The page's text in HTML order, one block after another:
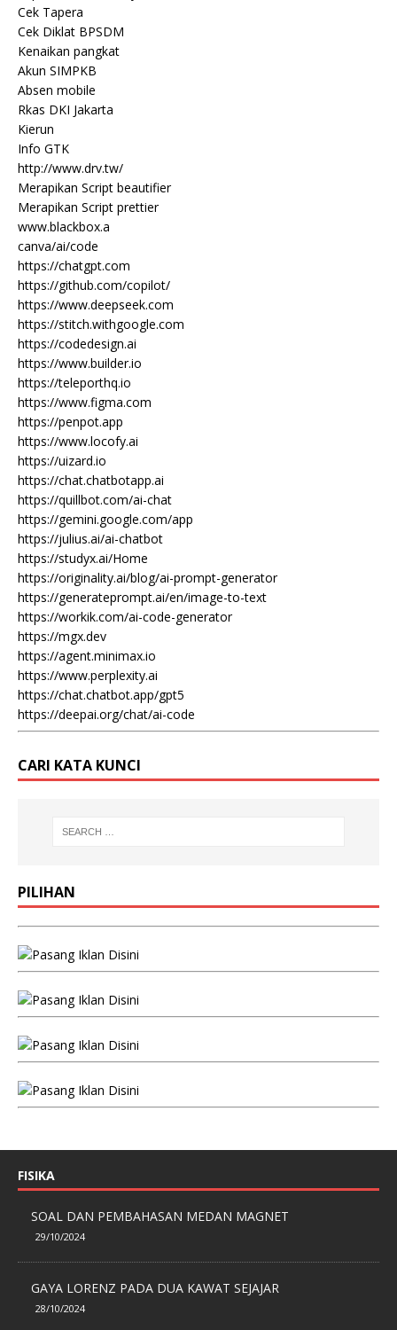
Cek Tapera
Cek Diklat BPSDM
Kenaikan pangkat
Akun SIMPKB
Absen mobile
Rkas DKI Jakarta
Kierun
Info GTK
http://www.drv.tw/
Merapikan Script beautifier
Merapikan Script prettier
www.blackbox.a
canva/ai/code
https://chatgpt.com
https://github.com/copilot/
https://www.deepseek.com
https://stitch.withgoogle.com
https://codedesign.ai
https://www.builder.io
https://teleporthq.io
https://www.figma.com
https://penpot.app
https://www.locofy.ai
https://uizard.io
https://chat.chatbotapp.ai
https://quillbot.com/ai-chat
https://gemini.google.com/app
https://julius.ai/ai-chatbot
https://studyx.ai/Home
https://originality.ai/blog/ai-prompt-generator
https://generateprompt.ai/en/image-to-text
https://workik.com/ai-code-generator
https://mgx.dev
https://agent.minimax.io
https://www.perplexity.ai
https://chat.chatbot.app/gpt5
https://deepai.org/chat/ai-code
CARI KATA KUNCI
PILIHAN
FISIKA
SOAL DAN PEMBAHASAN MEDAN MAGNET
29/10/2024
GAYA LORENZ PADA DUA KAWAT SEJAJAR
28/10/2024